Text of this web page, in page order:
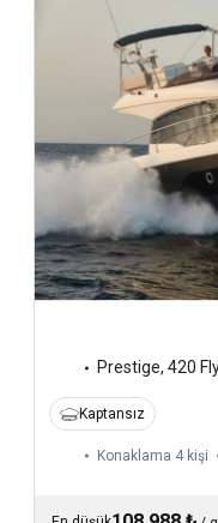
Prestige, 420
Kaptansız
Konaklama 4 kişi